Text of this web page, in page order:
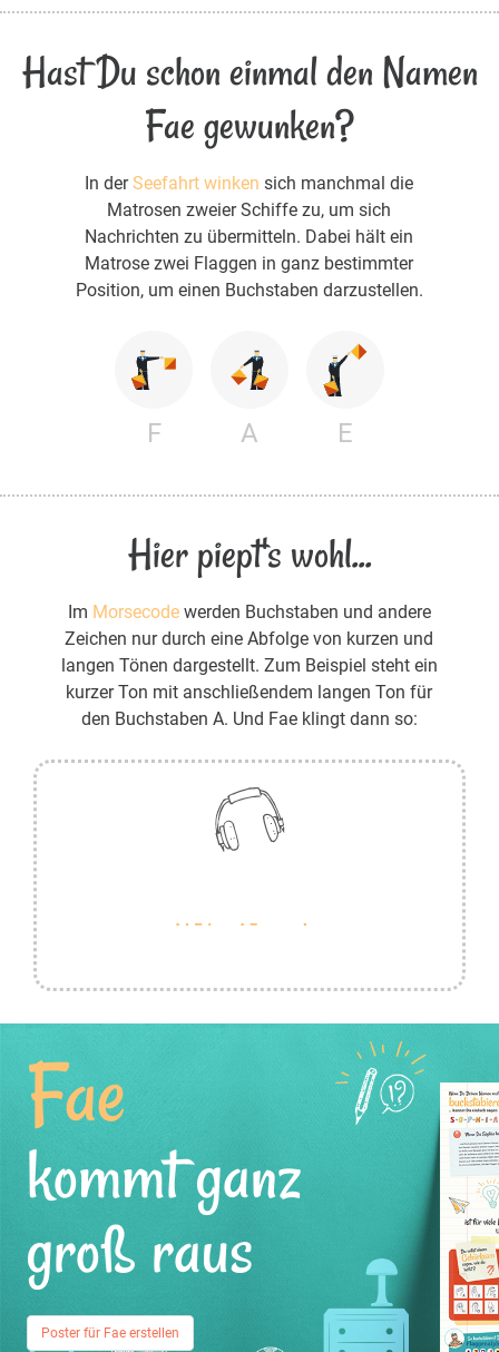
Hast Du schon einmal den Namen
Fae gewunken?
In derSeefahrt winken sich manchmal die
Matrosen zweier Schiffe zu, um sich
Nachrichten zu übermitteln. Dabei hält ein
Matrose zwei Flaggen in ganz bestimmter
Position, um einen Buchstaben darzustellen.
F A E
Hier piept's wohl...
Im Morsecodewerden Buchstaben und andere
Zeichen nur durch eine Abfolge von kurzen und
langen Tönen dargestellt. Zum Beispiel steht ein
kurzer Ton mit anschließendem langen Ton für
den Buchstaben A. Und Fae klingt dann so:
Fae
kommt ganz
groß raus
Poster für Fae erstellen